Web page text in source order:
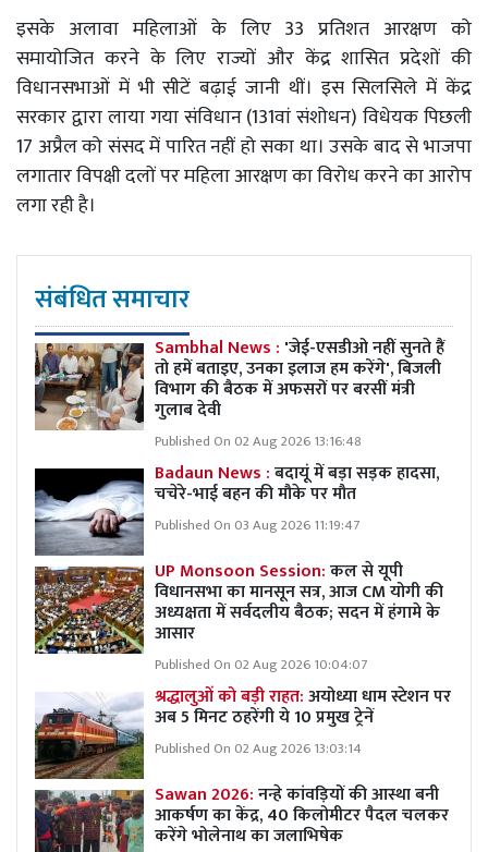
इसके अलावा महिलाओं के लिए 33 प्रतिशत आरक्षण को
समायोजित करने के लिए राज्यों और केंद्र शासित प्रदेशों की
विधानसभाओं में भी सीटें बढ़ाई जानी थीं। इस सिलसिले में केंद्र
सरकार द्वारा लाया गया संविधान (131वां संशोधन) विधेयक पिछली
17 अप्रैल को संसद में पारित नहीं हो सका था। उसके बाद से भाजपा
लगातार विपक्षी दलों पर महिला आरक्षण का विरोध करने का आरोप
लगा रही है।
संबंधित समाचार
Sambhal News : 'जेई-एसडीओ नहीं सुनते हैं
तो हमें बताइए, उनका इलाज हम करेंगे', बिजली
विभाग की बैठक में अफसरों पर बरसीं मंत्री
गुलाब देवी
Published On 02 Aug 2026 13:16:48
Badaun News :बदायूं में बड़ा सड़क हादसा,
चचेरे-भाई बहन की मौके पर मौत
Published On 03 Aug 2026 11:19:47
UP Monsoon Session:कल से यूपी
विधानसभा का मानसून सत्र, आज CM योगी की
अध्यक्षता में सर्वदलीय बैठक; सदन में हंगामे के
आसार
Published On 02 Aug 2026 10:04:07
श्रद्धालुओं को बड़ी राहत:अयोध्या धाम स्टेशन पर
अब 5 मिनट ठहरेंगी ये 10 प्रमुख ट्रेनें
Published On 02 Aug 2026 13:03:14
Sawan 2026:नन्हे कांवड़ियों की आस्था बनी
आकर्षण का केंद्र, 40 किलोमीटर पैदल चलकर
करेंगे भोलेनाथ का जलाभिषेक